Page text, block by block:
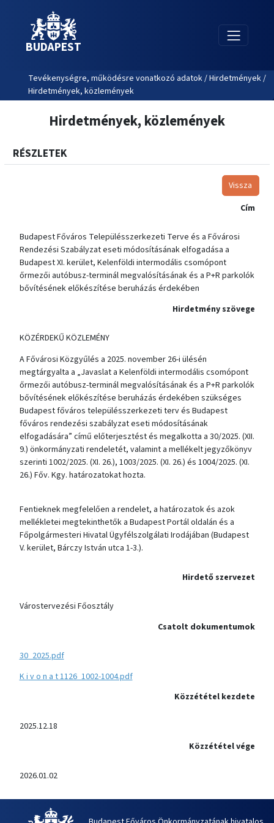
BUDAPEST
Tevékenységre, működésre vonatkozó adatok / Hirdetmények /
Hirdetmények, közlemények
Hirdetmények, közlemények
RÉSZLETEK
Vissza
Cím
Budapest Főváros Településszerkezeti Terve és a Fővárosi
Rendezési Szabályzat eseti módosításának elfogadása a
Budapest XI. kerület, Kelenföldi intermodális csomópont
őrmezői autóbusz-terminál megvalósításának és a P+R parkolók
bővítésének előkészítése beruházás érdekében
Hirdetmény szövege
KÖZÉRDEKŰ KÖZLEMÉNY
A Fővárosi Közgyűlés a 2025. november 26-i ülésén
megtárgyalta a „Javaslat a Kelenföldi intermodális csomópont
őrmezői autóbusz-terminál megvalósításának és a P+R parkolók
bővítésének előkészítése beruházás érdekében szükséges
Budapest főváros településszerkezeti terv és Budapest
főváros rendezési szabályzat eseti módosításának
elfogadására” című előterjesztést és megalkotta a 30/2025. (XII.
9.) önkormányzati rendeletét, valamint a mellékelt jegyzőkönyv
szerinti 1002/2025. (XI. 26.), 1003/2025. (XI. 26.) és 1004/2025. (XI.
26.) Főv. Kgy. határozatokat hozta.
Fentieknek megfelelően a rendelet, a határozatok és azok
mellékletei megtekinthetők a Budapest Portál oldalán és a
Főpolgármesteri Hivatal Ügyfélszolgálati Irodájában (Budapest
V. kerület, Bárczy István utca 1-3.).
Hirdető szervezet
Várostervezési Főosztály
Csatolt dokumentumok
30_2025.pdf
K i v o n a t 1126_1002-1004.pdf
Közzététel kezdete
2025.12.18
Közzététel vége
2026.01.02